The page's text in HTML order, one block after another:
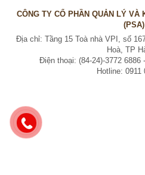
CÔNG TY CỔ PHẦN QUẢN LÝ VÀ
(PSA)
Địa chỉ: Tầng 15 Toà nhà VPI, số
Hoà, TP
Điện thoại: (84-24)-3772 6886
Hotline: 0911